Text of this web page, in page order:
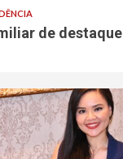
de destaque